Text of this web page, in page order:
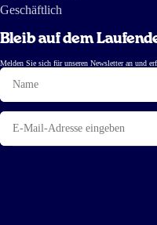
Geschäftlich
Bleib auf dem
Melden Sie sich für unseren Newsletter an und
Name
E-
Mail